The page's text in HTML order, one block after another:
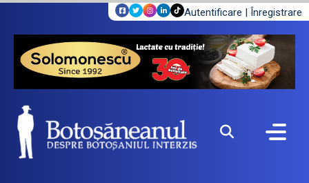
Autentificare | Înregistrare